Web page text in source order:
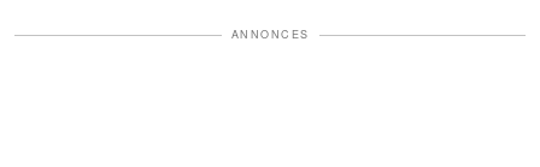
ANNONCES